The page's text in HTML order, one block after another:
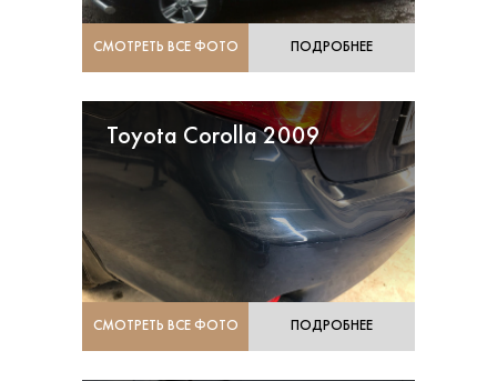
СМОТРЕТЬ ВСЕ ФОТО ПОДРОБНЕЕ
Toyota Corolla 2009
СМОТРЕТЬ ВСЕ ФОТО ПОДРОБНЕЕ